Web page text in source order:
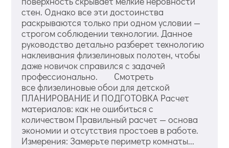
стен. Однако все эти достоинства
раскрываются только при одном условии —
строгом соблюдении технологии. Данное
руководство детально разберет технологию
наклеивания флизелиновых полотен, чтобы
даже новичок справился с задачей
профессионально. Смотреть
все флизелиновые обои для детской
ПЛАНИРОВАНИЕ И ПОДГОТОВКА Расчет
материалов: как не ошибиться с
количеством Правильный расчет — основа
экономии и отсутствия простоев в работе.
Измерения: Замерьте периметр комнаты...